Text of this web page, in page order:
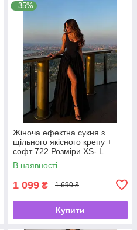
–35%
Жіноча ефектна сукня з
щільного якісного крепу +
софт 722 Розміри ХS- L
В наявності
1 099 ₴ 1 690 ₴
Купити